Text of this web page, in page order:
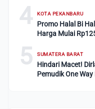
4 KOTA PEKANBARU
Promo Halal Bi
Harga Mulai
5 SUMATERA BARAT
Hindari Macet!
Pemudik One